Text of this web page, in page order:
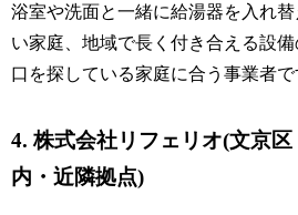
浴室や洗面と一緒に給湯器を入れ替
い家庭、地域で長く付き合える設備
口を探している家庭に合う事業者で
4. 株式会社リフェリオ(文京区
内・近隣拠点)